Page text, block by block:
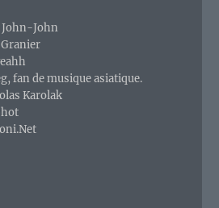
authentique. »
John-John
fan de musique asiatique.
Karolak